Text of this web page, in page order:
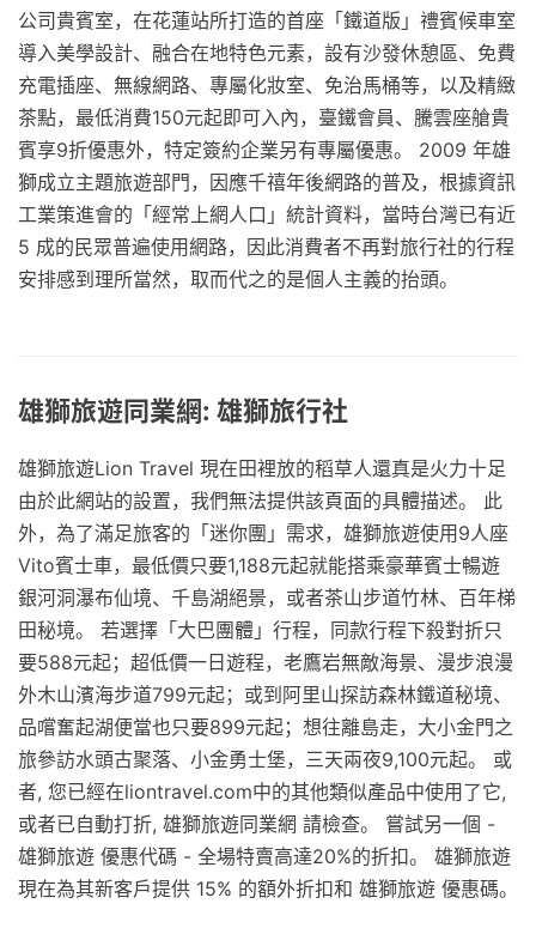
公司貴賓室，在花蓮站所打造的首座「鐵道版」禮賓候車室
導入美學設計、融合在地特色元素，設有沙發休憩區、免費
充電插座、無線網路、專屬化妝室、免治馬桶等，以及精緻
茶點，最低消費150元起即可入內，臺鐵會員、騰雲座艙貴
賓享9折優惠外，特定簽約企業另有專屬優惠。 2009 年雄
獅成立主題旅遊部門，因應千禧年後網路的普及，根據資訊
工業策進會的「經常上網人口」統計資料，當時台灣已有近
5 成的民眾普遍使用網路，因此消費者不再對旅行社的行程
安排感到理所當然，取而代之的是個人主義的抬頭。
雄獅旅遊同業網: 雄獅旅行社
雄獅旅遊Lion Travel 現在田裡放的稻草人還真是火力十足
由於此網站的設置，我們無法提供該頁面的具體描述。 此
外，為了滿足旅客的「迷你團」需求，雄獅旅遊使用9人座
Vito賓士車，最低價只要1,188元起就能搭乘豪華賓士暢遊
銀河洞瀑布仙境、千島湖絕景，或者茶山步道竹林、百年梯
田秘境。 若選擇「大巴團體」行程，同款行程下殺對折只
要588元起；超低價一日遊程，老鷹岩無敵海景、漫步浪漫
外木山濱海步道799元起；或到阿里山探訪森林鐵道秘境、
品嚐奮起湖便當也只要899元起；想往離島走，大小金門之
旅參訪水頭古聚落、小金勇士堡，三天兩夜9,100元起。 或
者, 您已經在liontravel.com中的其他類似產品中使用了它,
或者已自動打折, 雄獅旅遊同業網 請檢查。 嘗試另一個 -
雄獅旅遊 優惠代碼 - 全場特賣高達20%的折扣。 雄獅旅遊
現在為其新客戶提供 15% 的額外折扣和 雄獅旅遊 優惠碼。